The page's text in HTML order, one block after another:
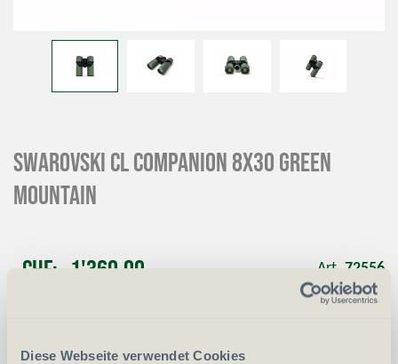
Diese Webseite verwendet Cookies
SWAROVSKI CL Companion 8x30 green
mountain
CHF 1'360.00 Art. 72556